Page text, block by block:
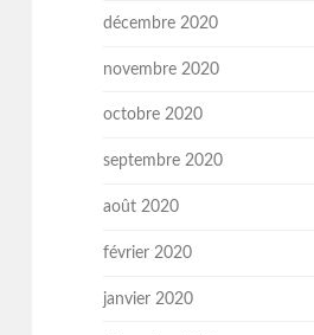
décembre 2020
novembre 2020
octobre 2020
septembre 2020
août 2020
février 2020
janvier 2020